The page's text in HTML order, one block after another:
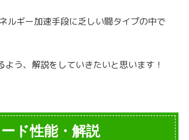
ルギー加速手段に乏しい闘タイプの中で
う、解説をしていきたいと思います！
ド性能・解説